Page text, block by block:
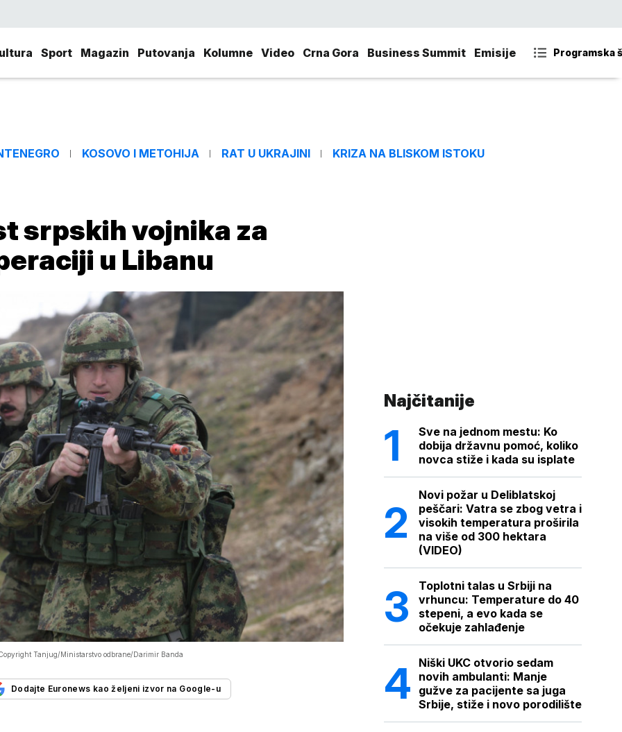
Sport Magazin Putovanja Kolumne Video Crna Gora Business Summit Emisije Programska
KOSOVO I METOHIJA RAT U UKRAJINI KRIZA NA BLISKOM ISTOKU
srpskih vojnika za
u Libanu
Tanjug/Ministarstvo odbrane/Darimir Banda
Dodajte Euronews kao željeni izvor na Google-u
Najčitanije
Sve na jednom mestu: Ko
dobija državnu pomoć, koliko
novca stiže i kada su isplate
Novi požar u Deliblatskoj
peščari: Vatra se zbog vetra i
visokih temperatura proširila
na više od 300 hektara
(VIDEO)
Toplotni talas u Srbiji na
vrhuncu: Temperature do 40
stepeni, a evo kada se
očekuje zahlađenje
Niški UKC otvorio sedam
novih ambulanti: Manje
gužve za pacijente sa juga
Srbije, stiže i novo porodilište